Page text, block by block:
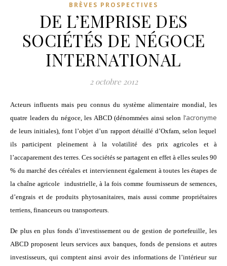
BRÈVES PROSPECTIVES
DE L’EMPRISE DES
SOCIÉTÉS DE NÉGOCE
INTERNATIONAL
2 octobre 2012
Acteurs influents mais peu connus du système alimentaire mondial, les
quatre leaders du négoce, les ABCD (dénommées ainsi selon l’acronyme
de leurs initiales), font l’objet d’un rapport détaillé d’Oxfam, selon lequel
ils participent pleinement à la volatilité des prix agricoles et à
l’accaparement des terres. Ces sociétés se partagent en effet à elles seules 90
% du marché des céréales et interviennent également à toutes les étapes de
la chaîne agricole industrielle, à la fois comme fournisseurs de semences,
d’engrais et de produits phytosanitaires, mais aussi comme propriétaires
terriens, financeurs ou transporteurs.
De plus en plus fonds d’investissement ou de gestion de portefeuille, les
ABCD proposent leurs services aux banques, fonds de pensions et autres
investisseurs, qui comptent ainsi avoir des informations de l’intérieur sur